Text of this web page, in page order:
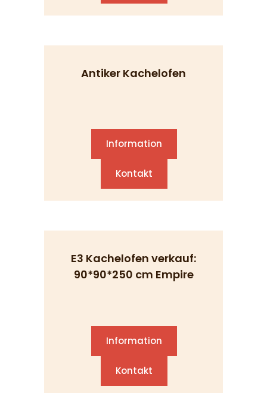
Antiker Kachelofen
Information
Kontakt
E3 Kachelofen verkauf:
90*90*250 cm Empire
Information
Kontakt